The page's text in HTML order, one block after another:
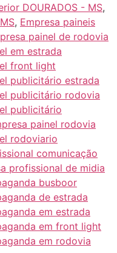
DOURADOS - MS,
, Empresa paineis
painel de rodovia
em estrada
front light
publicitário estrada
publicitário rodovia
publicitário
painel rodovia
rodoviario
comunicação
profissional de midia
busboor
de estrada
em estrada
em front light
em rodovia